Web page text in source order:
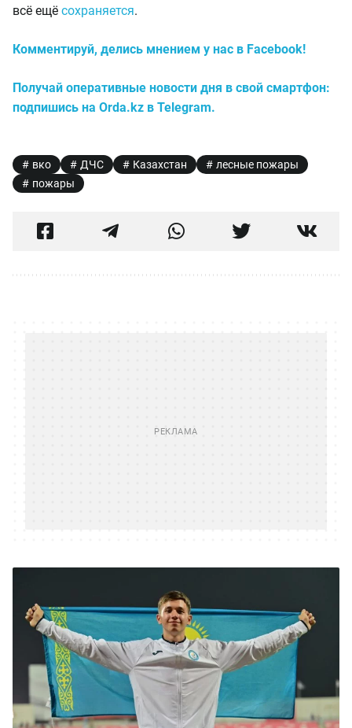
всё ещё сохраняется.
Комментируй, делись мнением у нас в Facebook!
Получай оперативные новости дня в свой смартфон:
подпишись на Orda.kz в Telegram.
вко ДЧС Казахстан
лесные пожары
пожары